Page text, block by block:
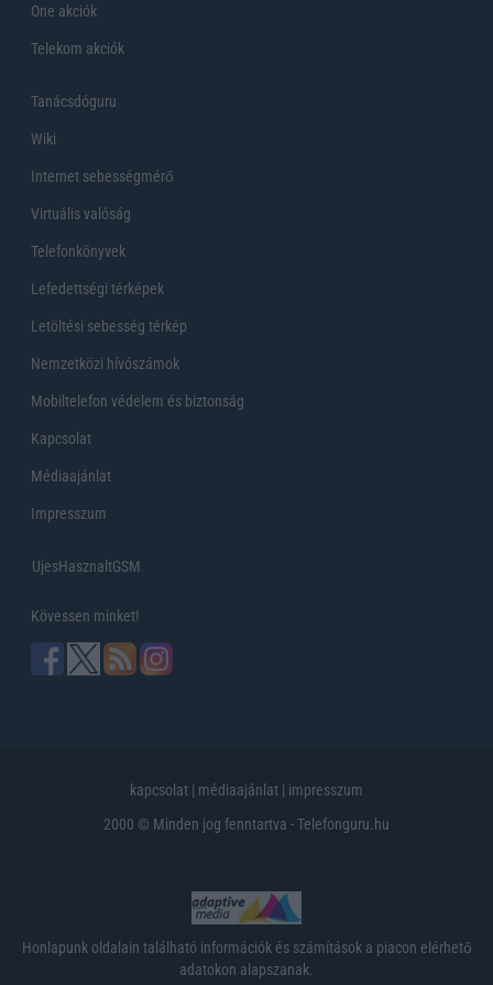
One akciók
Telekom akciók
Tanácsdóguru
Wiki
Internet sebességmérő
Virtuális valóság
Telefonkönyvek
Lefedettségi térképek
Letöltési sebesség térkép
Nemzetközi hívószámok
Mobiltelefon védelem és biztonság
Kapcsolat
Médiaajánlat
Impresszum
UjesHasznaltGSM
Kövessen minket!
kapcsolat | médiaajánlat | impresszum
2000 © Minden jog fenntartva - Telefonguru.hu
Honlapunk oldalain található információk és számítások a piacon elérhető
adatokon alapszanak.